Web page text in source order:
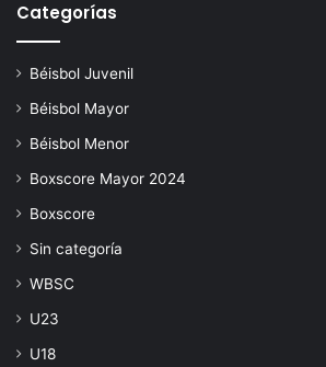
Categorías
Béisbol Juvenil
Béisbol Mayor
Béisbol Menor
Boxscore Mayor 2024
Boxscore
Sin categoría
WBSC
U23
U18